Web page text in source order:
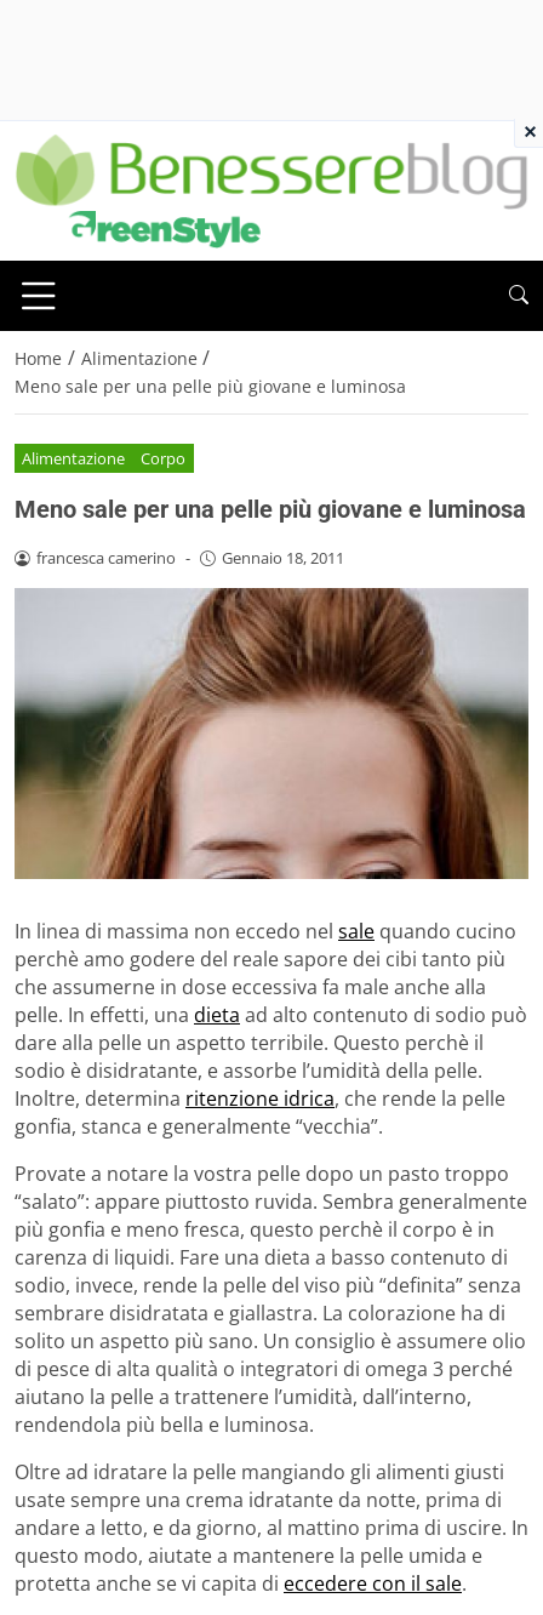
Home / Alimentazione /
Meno sale per una pelle più giovane e luminosa
Alimentazione Corpo
Meno sale per una pelle più giovane e luminosa
francesca camerino - Gennaio 18, 2011
In linea di massima non eccedo nel sale quando cucino
perchè amo godere del reale sapore dei cibi tanto più
che assumerne in dose eccessiva fa male anche alla
pelle. In effetti, una dieta ad alto contenuto di sodio può
dare alla pelle un aspetto terribile. Questo perchè il
sodio è disidratante, e assorbe l’umidità della pelle.
Inoltre, determina ritenzione idrica, che rende la pelle
gonfia, stanca e generalmente “vecchia”.
Provate a notare la vostra pelle dopo un pasto troppo
“salato”: appare piuttosto ruvida. Sembra generalmente
più gonfia e meno fresca, questo perchè il corpo è in
carenza di liquidi. Fare una dieta a basso contenuto di
sodio, invece, rende la pelle del viso più “definita” senza
sembrare disidratata e giallastra. La colorazione ha di
solito un aspetto più sano. Un consiglio è assumere olio
di pesce di alta qualità o integratori di omega 3 perché
aiutano la pelle a trattenere l’umidità, dall’interno,
rendendola più bella e luminosa.
Oltre ad idratare la pelle mangiando gli alimenti giusti
usate sempre una crema idratante da notte, prima di
andare a letto, e da giorno, al mattino prima di uscire. In
questo modo, aiutate a mantenere la pelle umida e
protetta anche se vi capita di eccedere con il sale.
×